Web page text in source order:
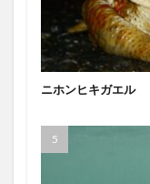
ニホンヒキガエル